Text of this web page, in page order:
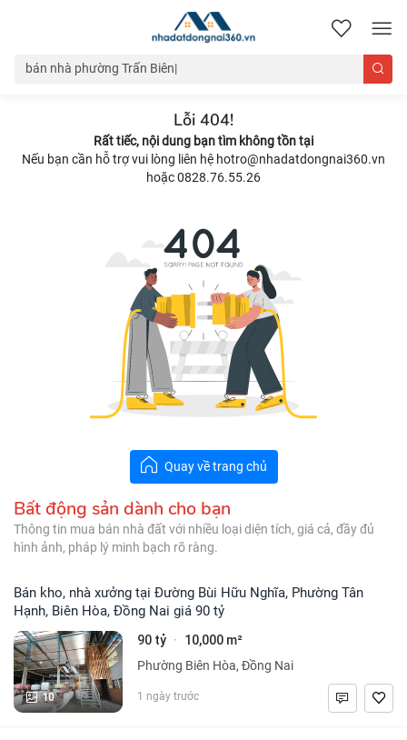
nhadatdongnai360.vn
Lỗi 404!
Rất tiếc, nội dung bạn tìm không tồn tại
Nếu bạn cần hỗ trợ vui lòng liên hệ hotro@nhadatdongnai360.vn
hoặc 0828.76.55.26
Quay về trang chủ
Bất động sản dành cho bạn
Thông tin mua bán nhà đất với nhiều loại diện tích, giá cả, đầy đủ
hình ảnh, pháp lý minh bạch rõ ràng.
Bán kho, nhà xưởng tại Đường Bùi Hữu Nghĩa, Phường Tân
Hạnh, Biên Hòa, Đồng Nai giá 90 tỷ
10
90 tỷ · 10,000 m²
Phường Biên Hòa, Đồng Nai
1 ngày trước